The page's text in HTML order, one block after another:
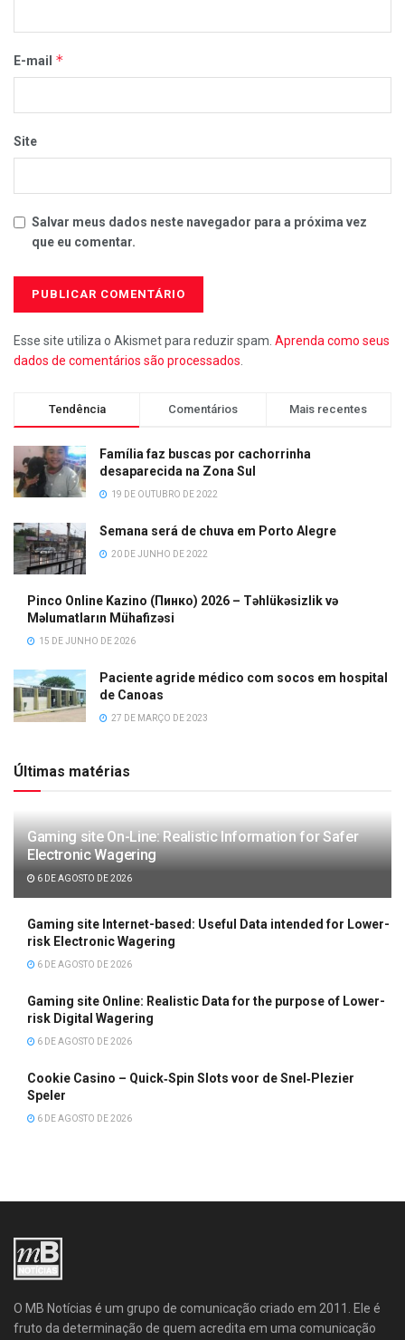
E-mail *
Site
Salvar meus dados neste navegador para a próxima vez
que eu comentar.
Esse site utiliza o Akismet para reduzir spam. Aprenda como seus
dados de comentários são processados
Tendência Comentários Mais recentes
Família faz buscas por cachorrinha
desaparecida na Zona Sul
19 DE OUTUBRO DE 2022
Semana será de chuva em Porto Alegre
20 DE JUNHO DE 2022
Pinco Online Kazino (Пинко) 2026 – Təhlükəsizlik və
Məlumatların Mühafizəsi
15 DE JUNHO DE 2026
Paciente agride médico com socos em hospital
de Canoas
27 DE MARÇO DE 2023
Últimas matérias
Gaming site On-Line: Realistic Information for Safer
Electronic Wagering
6 DE AGOSTO DE 2026
Gaming site Internet-based: Useful Data intended for Lower-
risk Electronic Wagering
6 DE AGOSTO DE 2026
Gaming site Online: Realistic Data for the purpose of Lower-
risk Digital Wagering
6 DE AGOSTO DE 2026
Cookie Casino – Quick‑Spin Slots voor de Snel‑Plezier
Speler
6 DE AGOSTO DE 2026
O MB Notícias é um grupo de comunicação criado em 2011. Ele é
fruto da determinação de quem acredita em uma comunicação